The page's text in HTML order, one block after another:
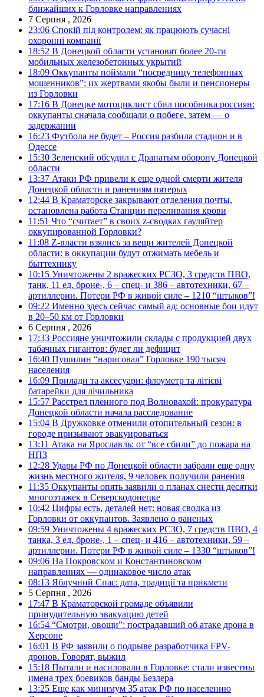
ближайших к Горловке направлениях
7 Серпня , 2026
23:06 Спокій під контролем: як працюють сучасні
охоронні компанії
18:52 В Донецкой области установят более 20-ти
мобильных железобетонных укрытий
18:09 Оккупанты поймали “посредницу телефонных
мошенников”: их жертвами якобы были и пенсионеры
из Горловки
17:16 В Донецке мотоциклист сбил пособника россиян:
оккупанты сначала сообщали о побеге, затем — о
задержании
16:23 Футбола не будет – Россия разбила стадион и в
Одессе
15:30 Зеленский обсудил с Драпатым оборону Донецкой
области
13:37 Атаки РФ привели к еще одной смерти жителя
Донецкой области и ранениям пятерых
12:44 В Краматорске закрывают отделения почты,
остановлена работа Станции переливания крови
11:51 Что “считает” в своих z-сводках гауляйтер
оккупированной Горловки?
11:08 Z-власти взялись за вещи жителей Донецкой
области: в оккупации будут отжимать мебель и
быттехнику
10:15 Уничтожены 2 вражеских РСЗО, 3 средств ПВО,
танк, 11 ед. броне-, 6 – спец- и 386 – автотехники, 67 –
артиллерии. Потери РФ в живой силе – 1210 “штыков”!
09:22 Именно здесь сейчас самый ад: основные бои идут
в 20–50 км от Горловки
6 Серпня , 2026
17:33 Россияне уничтожили склады с продукцией двух
табачных гигантов: будет ли дефицит
16:40 Пушилин “нарисовал” Горловке 190 тысяч
населения
16:09 Прилади та аксесуари: флоуметр та літієві
батарейки для лічильника
15:57 Расстрел пленного под Волновахой: прокуратура
Донецкой области начала расследование
15:04 В Дружковке отменили отопительный сезон: в
городе призывают эвакуироваться
13:11 Атака на Ярославль: от “все сбили” до пожара на
НПЗ
12:28 Удары РФ по Донецкой области забрали еще одну
жизнь местного жителя, 9 человек получили ранения
11:35 Оккупанты опять заявили о планах снести десятки
многоэтажек в Северскодонецке
10:42 Цифры есть, деталей нет: новая сводка из
Горловки от оккупантов. Заявлено о раненых
09:59 Уничтожены 4 вражеских РСЗО, 7 средств ПВО, 4
танка, 3 ед. броне-, 1 – спец- и 416 – автотехники, 59 –
артиллерии. Потери РФ в живой силе – 1330 “штыков”!
09:06 На Покровском и Константиновском
направлениях — одинаковое число атак
08:13 Яблучний Спас: дата, традиції та прикмети
5 Серпня , 2026
17:47 В Краматорской громаде объявили
принудительную эвакуацию детей
16:54 “Смотри, овощи”: пострадавший об атаке дрона в
Херсоне
16:01 В РФ заявили о подрыве разработчика FPV-
дронов. Говорят, выжил
15:18 Пытали и насиловали в Горловке: стали известны
имена трех боевиков банды Безлера
13:25 Еще как минимум 35 атак РФ по населению